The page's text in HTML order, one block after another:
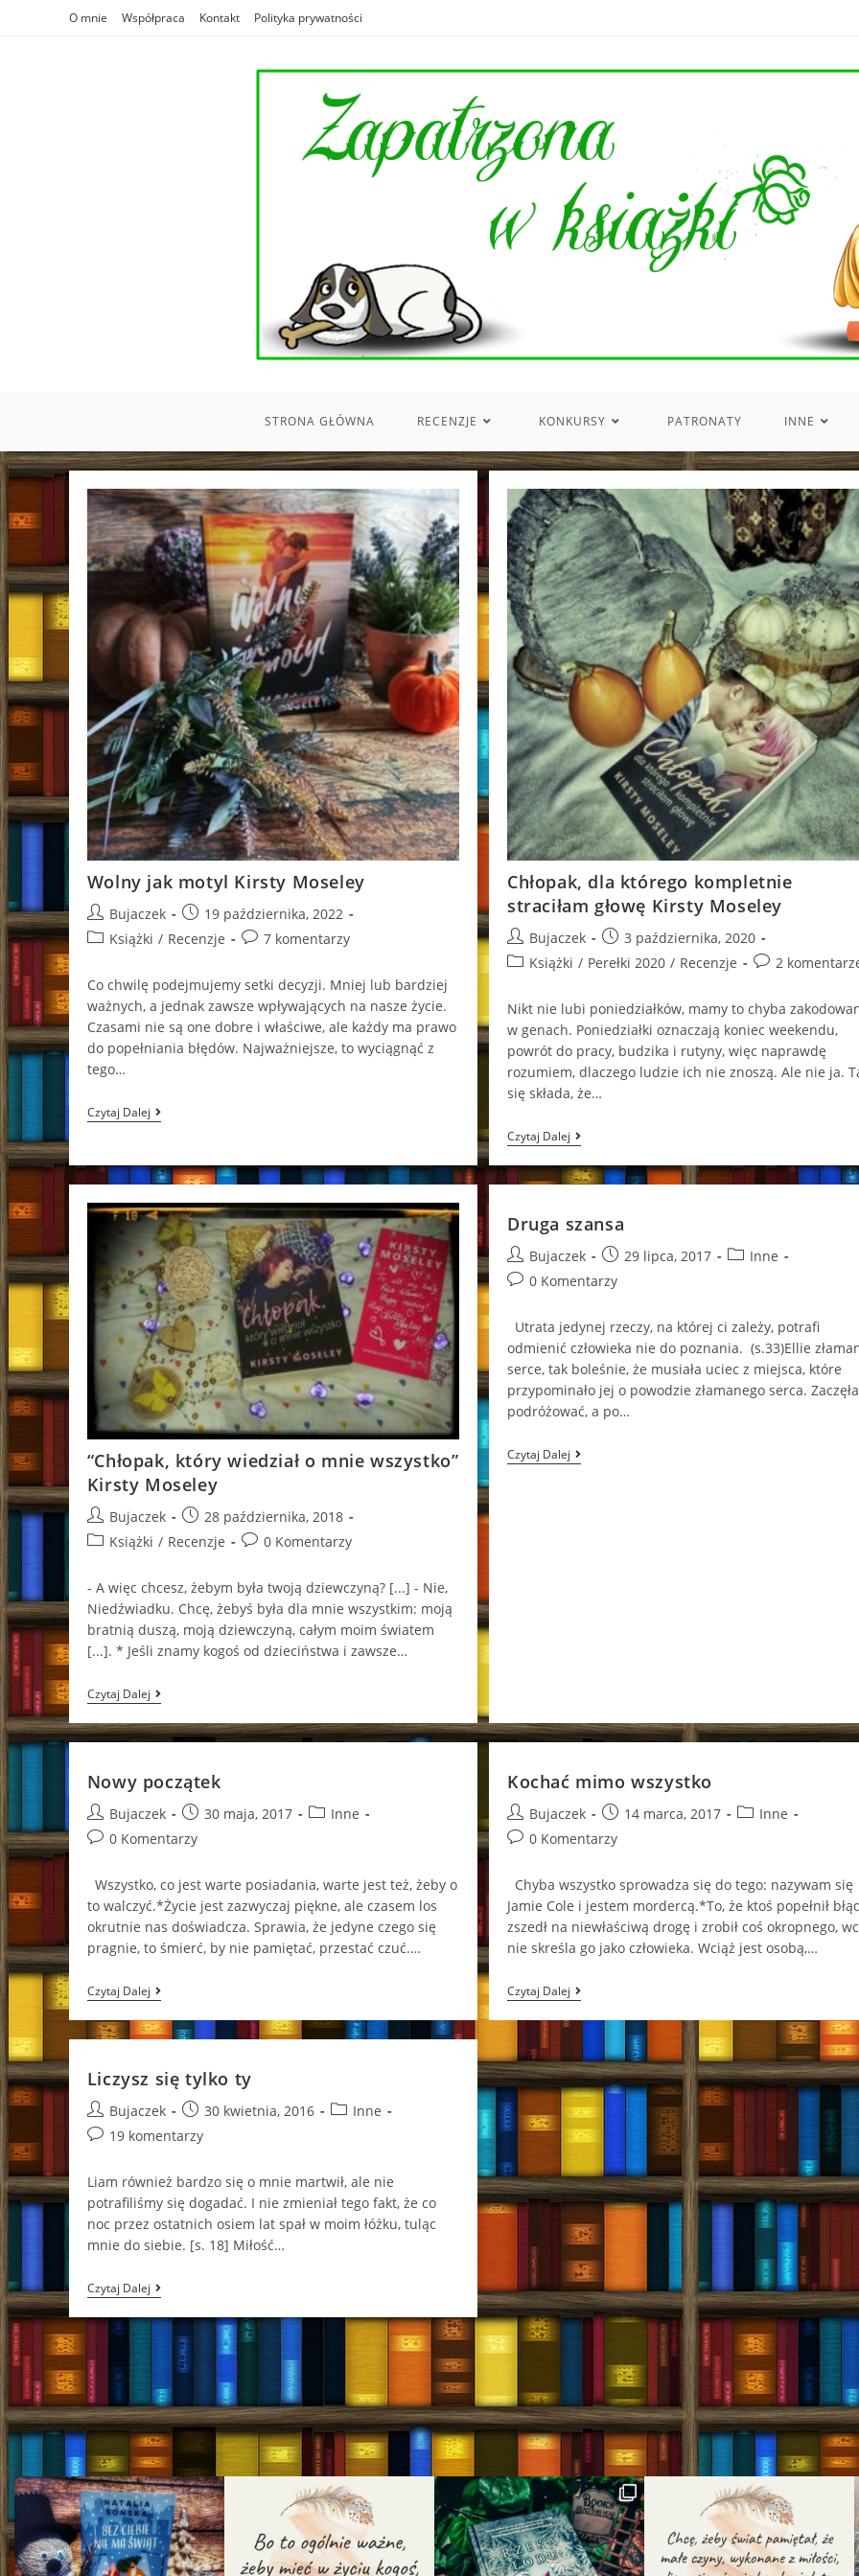
O mnie Współpraca Kontakt Polityka prywatności
STRONA GŁÓWNA RECENZJE KONKURSY PATRONATY INNE
Wolny jak motyl Kirsty Moseley
Post
author:
Bujaczek
Post
published:
19 października, 2022
PostKsiążki / Recenzje
Post7 komentarzy
Co chwilę podejmujemy setki decyzji. Mniej lub bardziej
ważnych, a jednak zawsze wpływających na nasze życie.
Czasami nie są one dobre i właściwe, ale każdy ma prawo
do popełniania błędów. Najważniejsze, to wyciągnąć z
tego…
Czytaj DalejWolny
Jak
Moseley
Chłopak, dla którego kompletnie
straciłam głowę Kirsty Moseley
Post
author:
Bujaczek
Post
published:
3 października, 2020
PostKsiążki / Perełki 2020 / Recenzje
Post2
Nikt nie lubi poniedziałków, mamy to chyba
w genach. Poniedziałki oznaczają koniec weekendu,
powrót do pracy, budzika i rutyny, więc naprawdę
rozumiem, dlaczego ludzie ich nie znoszą. Ale nie ja.
się składa, że…
Czytaj Dalej Chłopak,
Dla
Którego
Kompletnie
Kirsty
Moseley
“Chłopak, który wiedział o mnie wszystko”
Kirsty Moseley
Post
author:
Bujaczek
Post
published:
28 października, 2018
PostKsiążki / Recenzje
Post0 Komentarzy
- A więc chcesz, żebym była twoją dziewczyną? [...] - Nie,
Niedźwiadku. Chcę, żebyś była dla mnie wszystkim: moją
bratnią duszą, moją dziewczyną, całym moim światem
[...]. * Jeśli znamy kogoś od dzieciństwa i zawsze…
Czytaj Dalej“Chłopak,
Który
Wiedział
O
Wszystko”
Kirsty
Moseley
Druga szansa
Post
author:
Bujaczek
Post
published:
29 lipca, 2017
PostInne
Post0 Komentarzy
Utrata jedynej rzeczy, na której ci zależy, potrafi
odmienić człowieka nie do poznania. (s.33)Ellie
serce, tak boleśnie, że musiała uciec z miejsca, które
przypominało jej o powodzie złamanego serca. Zaczęła
podróżować, a po…
Czytaj Dalej Druga
Szansa
Nowy początek
Post
author:
Bujaczek
Post
published:
30 maja, 2017
PostInne
Post0 Komentarzy
Wszystko, co jest warte posiadania, warte jest też, żeby o
to walczyć.*Życie jest zazwyczaj piękne, ale czasem los
okrutnie nas doświadcza. Sprawia, że jedyne czego się
pragnie, to śmierć, by nie pamiętać, przestać czuć.…
Czytaj DalejNowy
Początek
Kochać mimo wszystko
Post
author:
Bujaczek
Post
published:
14 marca, 2017
PostInne
Post0 Komentarzy
Chyba wszystko sprowadza się do tego: nazywam się
Jamie Cole i jestem mordercą.*To, że ktoś popełnił
zszedł na niewłaściwą drogę i zrobił coś okropnego,
nie skreśla go jako człowieka. Wciąż jest osobą,…
Czytaj Dalej Kochać
Mimo
Wszystko
Liczysz się tylko ty
Post
author:
Bujaczek
Post
published:
30 kwietnia, 2016
PostInne
Post19 komentarzy
Liam również bardzo się o mnie martwił, ale nie
potrafiliśmy się dogadać. I nie zmieniał tego fakt, że co
noc przez ostatnich osiem lat spał w moim łóżku, tuląc
mnie do siebie. [s. 18] Miłość…
Czytaj DalejLiczysz
Się
Tylko